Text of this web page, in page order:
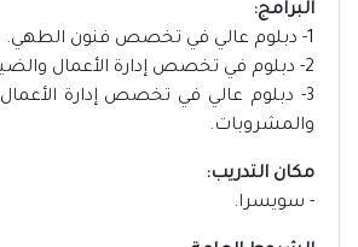
البرامج:
1- دبلوم عالي في تخصص فنون الطهي.
2- دبلوم في تخصص إدارة الأعمال والضيافة.
3- دبلوم عالي في تخصص إدارة
والمشروبات.
مكان التدريب:
- سويسرا.